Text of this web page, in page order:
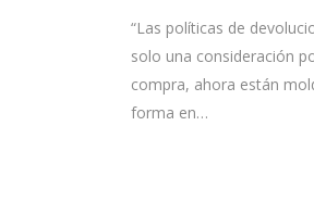
“Las políticas de
solo una consideración
compra, ahora están
forma en…